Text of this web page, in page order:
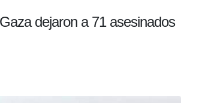
dejaron a 71 asesinados